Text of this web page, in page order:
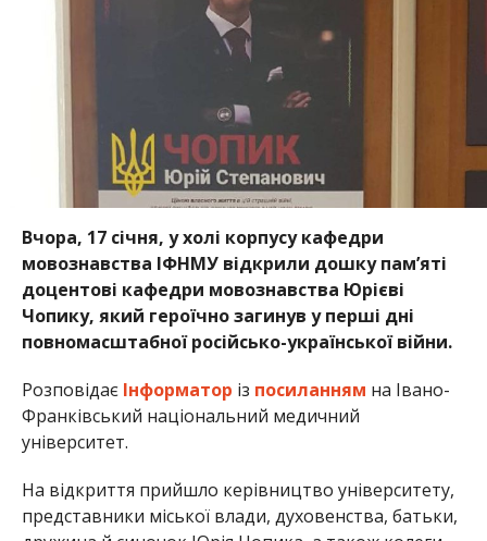
Вчора, 17 січня, у холі корпусу кафедри
мовознавства ІФНМУ відкрили дошку пам’яті
доцентові кафедри мовознавства Юрієві
Чопику, який героїчно загинув у перші дні
повномасштабної російсько-української війни.
Розповідає Інформатор із посиланням на Івано-
Франківський національний медичний
університет.
На відкриття прийшло керівництво університету,
представники міської влади, духовенства, батьки,